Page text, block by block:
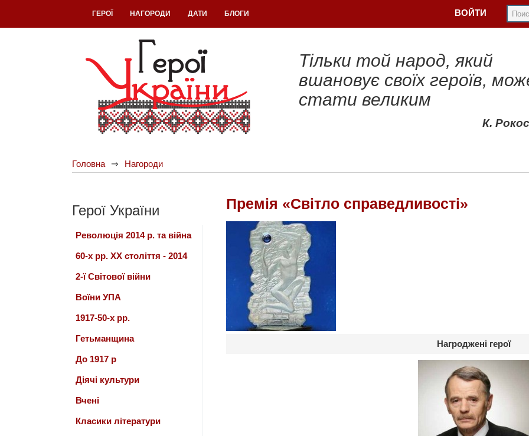
ГЕРОЇ НАГОРОДИ ДАТИ БЛОГИ ВОЙТИ
Тільки той народ, який
вшановує своїх героїв,
стати великим
К.
Головна Нагороди
Премія «Світло справедливості»
Нагроджені герої
Герої України
Революція 2014 р. та війна
60-х рр. ХХ століття - 2014
2-ї Світової війни
Воїни УПА
1917-50-х рр.
Гетьманщина
До 1917 р
Діячі культури
Вчені
Класики літератури